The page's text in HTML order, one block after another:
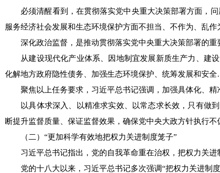
必须清醒看到，在贯彻落实党中央重大决策部署方面，问
服务经济社会发展和生态环境保护方面不担当、不作为、乱
深化政治监督，是推动贯彻落实党中央重大决策部署的重
从建设现代化产业体系、因地制宜发展新质生产力、建设
化解地方政府隐性债务、加强生态环境保护、统筹发展和安
聚焦以上任务要求，习近平总书记强调，加强具体化、精
以具体求深入、以精准求实效、以常态求长效，只有做到
断提升监督质量、保证监督效果，确保党中央大政方针执行不
（二）“更加科学有效地把权力关进制度笼子”
习近平总书记指出，党的自我革命重在治权，把权力关进
党的十八大以来，习近平总书记多次强调“把权力关进制度